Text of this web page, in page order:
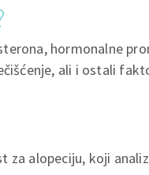
hormonalne
ali i ostali
alopeciju, koji